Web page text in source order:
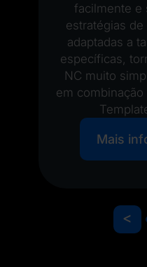
facilmente e
estratégias de
adaptadas a
específicas,
NC muito
em
Mais
<